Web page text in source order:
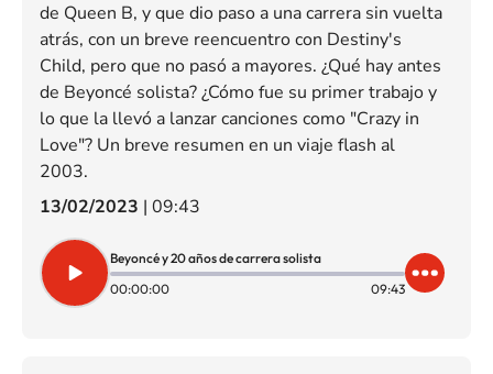
de Queen B, y que dio paso a una carrera sin vuelta
atrás, con un breve reencuentro con Destiny's
Child, pero que no pasó a mayores. ¿Qué hay antes
de Beyoncé solista? ¿Cómo fue su primer trabajo y
lo que la llevó a lanzar canciones como "Crazy in
Love"? Un breve resumen en un viaje flash al
2003.
13/02/2023 | 09:43
Beyoncé y 20 años de carrera solista
00:00:00
09:43